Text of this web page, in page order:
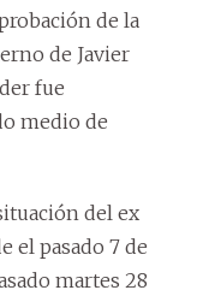
de la
de Javier
fue
medio de
del ex
el pasado 7 de
martes 28